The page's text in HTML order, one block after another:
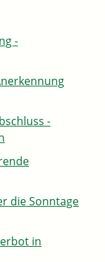
-
-
die Sonntage
in